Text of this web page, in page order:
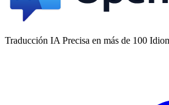
Traducción IA Precisa en más de 100